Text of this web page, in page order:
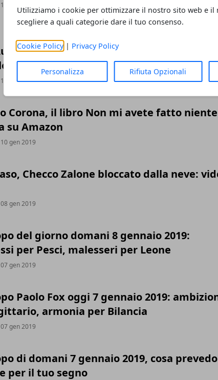
Utilizziamo i cookie per ottimizzare il nostro sito web e il
scegliere a quali categorie dare il tuo consenso.
Cookie Policy| Privacy Policy
Personalizza Rifiuta Opzionali
nov 2019
Ciorba, la fidanzata di Francesco
gen 2019
Corona, il libro Non mi avete fatto
su Amazon
gen 2019
Checco Zalone bloccato dalla neve:
gen 2019
del giorno domani 8 gennaio 2019:
per Pesci, malesseri per Leone
gen 2019
Paolo Fox oggi 7 gennaio 2019:
armonia per Bilancia
gen 2019
di domani 7 gennaio 2019, cosa
per il tuo segno